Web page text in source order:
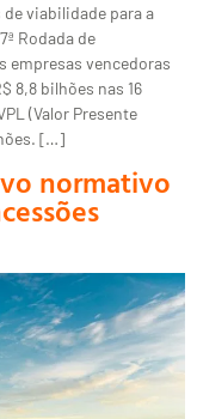
viabilidade para a
Rodada de
empresas vencedoras
8,8 bilhões nas 16
(Valor Presente
[…]
normativo